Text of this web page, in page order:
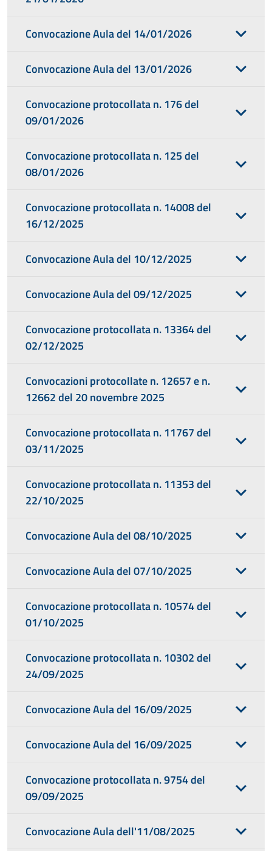
Convocazione Aula del 14/01/2026
Convocazione Aula del 13/01/2026
Convocazione protocollata n. 176 del
09/01/2026
Convocazione protocollata n. 125 del
08/01/2026
Convocazione protocollata n. 14008 del
16/12/2025
Convocazione Aula del 10/12/2025
Convocazione Aula del 09/12/2025
Convocazione protocollata n. 13364 del
02/12/2025
Convocazioni protocollate n. 12657 e n.
12662 del 20 novembre 2025
Convocazione protocollata n. 11767 del
03/11/2025
Convocazione protocollata n. 11353 del
22/10/2025
Convocazione Aula del 08/10/2025
Convocazione Aula del 07/10/2025
Convocazione protocollata n. 10574 del
01/10/2025
Convocazione protocollata n. 10302 del
24/09/2025
Convocazione Aula del 16/09/2025
Convocazione Aula del 16/09/2025
Convocazione protocollata n. 9754 del
09/09/2025
Convocazione Aula dell'11/08/2025